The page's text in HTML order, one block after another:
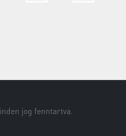
jog fenntartva.